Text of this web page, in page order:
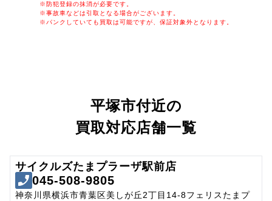
※防犯登録の抹消が必要です。
※事故車などは引取となる場合がございます。
※パンクしていても買取は可能ですが、保証対象外となります。
平塚市付近の
買取対応店舗一覧
サイクルズたまプラーザ駅前店
045-508-9805
神奈川県横浜市青葉区美しが丘2丁目14-8フェリスたまプ